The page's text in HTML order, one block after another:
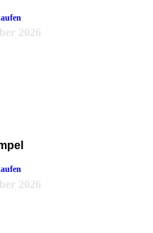
2026
2026